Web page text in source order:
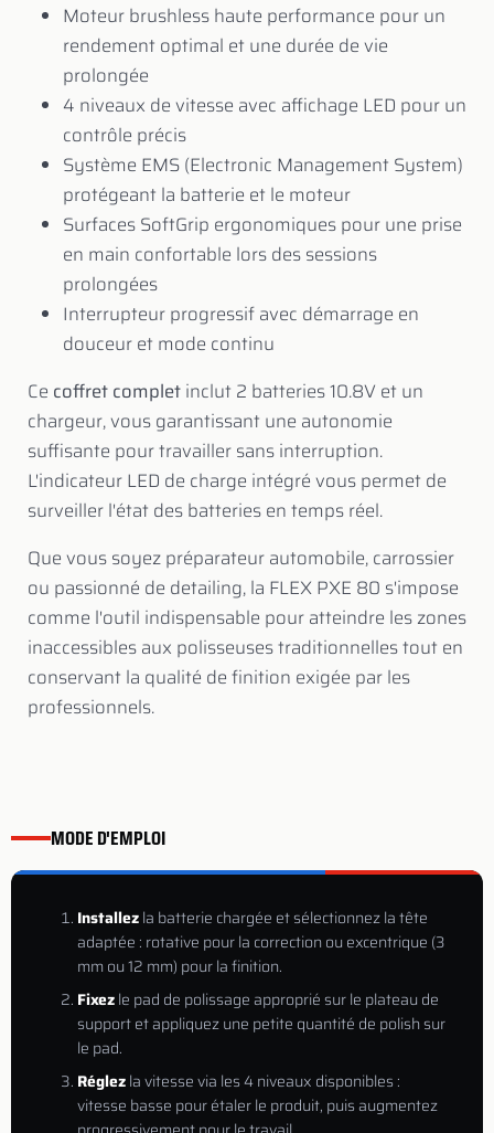
Moteur brushless haute performance pour un
rendement optimal et une durée de vie
prolongée
4 niveaux de vitesse avec affichage LED pour un
contrôle précis
Système EMS (Electronic Management System)
protégeant la batterie et le moteur
Surfaces SoftGrip ergonomiques pour une prise
en main confortable lors des sessions
prolongées
Interrupteur progressif avec démarrage en
douceur et mode continu
Ce coffret completinclut 2 batteries 10.8V et un
chargeur, vous garantissant une autonomie
suffisante pour travailler sans interruption.
L'indicateur LED de charge intégré vous permet de
surveiller l'état des batteries en temps réel.
Que vous soyez préparateur automobile, carrossier
ou passionné de detailing, la FLEX PXE 80 s'impose
comme l'outil indispensable pour atteindre les zones
inaccessibles aux polisseuses traditionnelles tout en
conservant la qualité de finition exigée par les
professionnels.
MODE D'EMPLOI
Installezla batterie chargée et sélectionnez la tête
adaptée : rotative pour la correction ou excentrique (3
mm ou 12 mm) pour la finition.
Fixezle pad de polissage approprié sur le plateau de
support et appliquez une petite quantité de polish sur
le pad.
Réglezla vitesse via les 4 niveaux disponibles :
vitesse basse pour étaler le produit, puis augmentez